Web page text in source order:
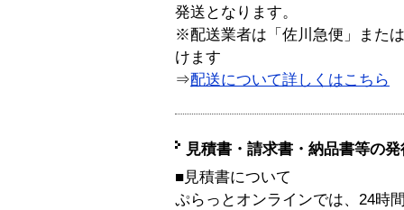
発送となります。
※配送業者は「佐川急便」また
けます
⇒配送について詳しくはこちら
見積書・請求書・納品書等の
■見積書について
ぷらっとオンラインでは、24時